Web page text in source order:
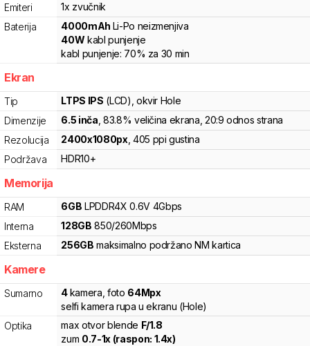
Emiteri
1x zvučnik
Baterija
4000mAh Li-Po neizmenjiva
40W kabl punjenje
kabl punjenje: 70% za 30 min
Ekran
Tip LTPS IPS (LCD) , okvir Hole
Dimenzije
6.5 inča , 83.8% veličina ekrana , 20:9 odnos strana
Rezolucija
2400x1080px, 405 ppi gustina
Podržava
HDR10+
Memorija
RAM 6GB LPDDR4X 0.6V 4Gbps
Interna
128GB 850/260Mbps
Eksterna
256GB maksimalno podržano NM kartica
Kamere
Sumarno 4kamera foto 64Mpx
selfi kamera rupa u ekranu (Hole)
Optika
max otvor blende F/1.8
zum 0.7-1x (raspon: 1.4x)